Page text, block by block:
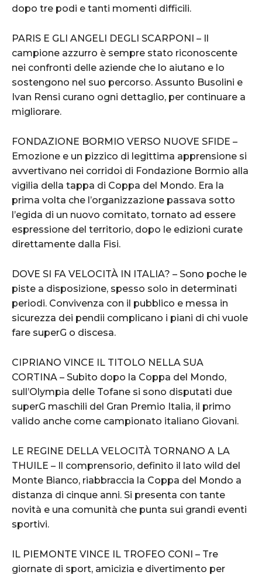
dopo tre podi e tanti momenti difficili.
PARIS E GLI ANGELI DEGLI SCARPONI – Il
campione azzurro è sempre stato riconoscente
nei confronti delle aziende che lo aiutano e lo
sostengono nel suo percorso. Assunto Busolini e
Ivan Rensi curano ogni dettaglio, per continuare a
migliorare.
FONDAZIONE BORMIO VERSO NUOVE SFIDE –
Emozione e un pizzico di legittima apprensione si
avvertivano nei corridoi di Fondazione Bormio alla
vigilia della tappa di Coppa del Mondo. Era la
prima volta che l’organizzazione passava sotto
l’egida di un nuovo comitato, tornato ad essere
espressione del territorio, dopo le edizioni curate
direttamente dalla Fisi.
DOVE SI FA VELOCITÀ IN ITALIA? – Sono poche le
piste a disposizione, spesso solo in determinati
periodi. Convivenza con il pubblico e messa in
sicurezza dei pendii complicano i piani di chi vuole
fare superG o discesa.
CIPRIANO VINCE IL TITOLO NELLA SUA
CORTINA – Subito dopo la Coppa del Mondo,
sull’Olympia delle Tofane si sono disputati due
superG maschili del Gran Premio Italia, il primo
valido anche come campionato italiano Giovani.
LE REGINE DELLA VELOCITÀ TORNANO A LA
THUILE – Il comprensorio, definito il lato wild del
Monte Bianco, riabbraccia la Coppa del Mondo a
distanza di cinque anni. Si presenta con tante
novità e una comunità che punta sui grandi eventi
sportivi.
IL PIEMONTE VINCE IL TROFEO CONI – Tre
giornate di sport, amicizia e divertimento per